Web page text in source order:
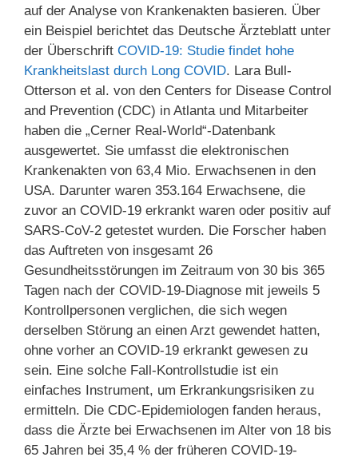
auf der Analyse von Krankenakten basieren. Über
ein Beispiel berichtet das Deutsche Ärzteblatt unter
der Überschrift COVID-19: Studie findet hohe
Krankheitslast durch Long COVID. Lara Bull-
Otterson et al. von den Centers for Disease Control
and Prevention (CDC) in Atlanta und Mitarbeiter
haben die „Cerner Real-World“-Datenbank
ausgewertet. Sie umfasst die elektronischen
Krankenakten von 63,4 Mio. Erwachsenen in den
USA. Darunter waren 353.164 Erwachsene, die
zuvor an COVID-19 erkrankt waren oder positiv auf
SARS-CoV-2 getestet wurden. Die Forscher haben
das Auftreten von insgesamt 26
Gesundheitsstörungen im Zeitraum von 30 bis 365
Tagen nach der COVID-19-Diagnose mit jeweils 5
Kontrollpersonen verglichen, die sich wegen
derselben Störung an einen Arzt gewendet hatten,
ohne vorher an COVID-19 erkrankt gewesen zu
sein. Eine solche Fall-Kontrollstudie ist ein
einfaches Instrument, um Erkrankungsrisiken zu
ermitteln. Die CDC-Epidemiologen fanden heraus,
dass die Ärzte bei Erwachsenen im Alter von 18 bis
65 Jahren bei 35,4 % der früheren COVID-19-